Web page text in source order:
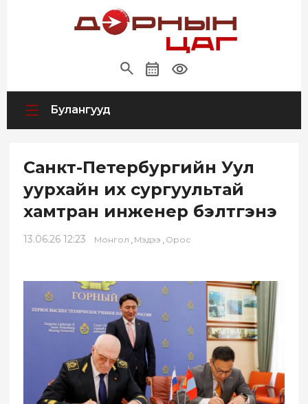
Булангууд
Санкт-Петербургийн Уул
уурхайн их сургуультай
хамтран инженер бэлтгэнэ
13.06.26 12:23 Монгол , Мэдээ , Орос